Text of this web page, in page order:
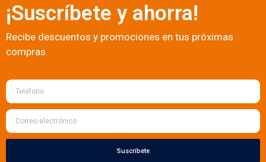
¡Suscríbete y ahorra!
Recibe descuentos y promociones en tus próximas
compras
Suscríbete